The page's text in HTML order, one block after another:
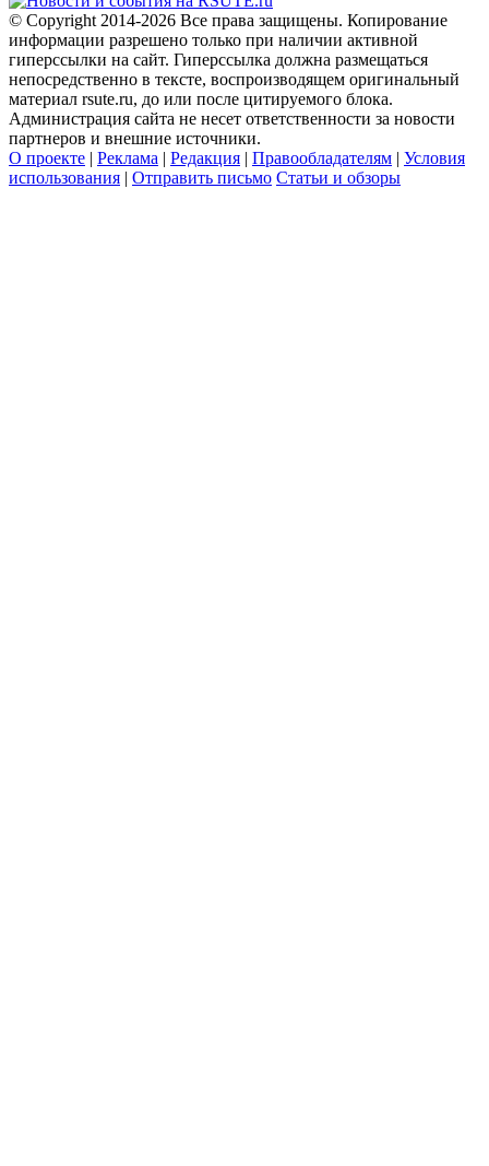
© Copyright 2014-2026 Все права защищены. Копирование
информации разрешено только при наличии активной
гиперссылки на сайт. Гиперссылка должна размещаться
непосредственно в тексте, воспроизводящем оригинальный
материал rsute.ru, до или после цитируемого блока.
Администрация сайта не несет ответственности за новости
партнеров и внешние источники.
О проекте | Реклама | Редакция | Правообладателям | Условия
использования | Отправить письмо Статьи и обзоры